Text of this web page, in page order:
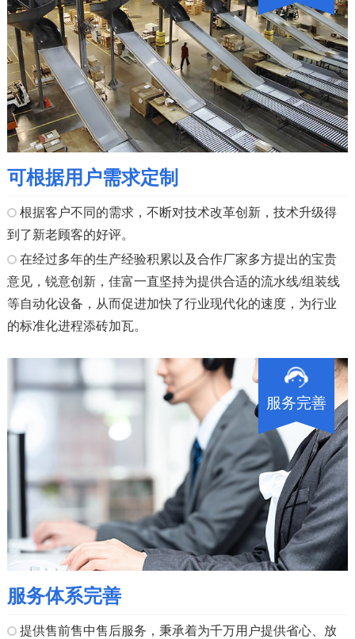
可根据用户需求定制
根据客户不同的需求，不断对技术改革创新，技术升级得
到了新老顾客的好评。
在经过多年的生产经验积累以及合作厂家多方提出的宝贵
意见，锐意创新，佳富一直坚持为提供合适的流水线/组装线
等自动化设备，从而促进加快了行业现代化的速度，为行业
的标准化进程添砖加瓦。
服务完善
服务体系完善
提供售前售中售后服务，秉承着为千万用户提供省心、放